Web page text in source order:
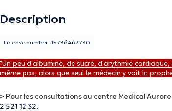
Description
"Un peu d'albumine, de sucre, d'arythmie
même pas, alors que seul le médecin y voit la
> Pour les consultations au centre Medical
2 521 12 32.
License number: 15736467730